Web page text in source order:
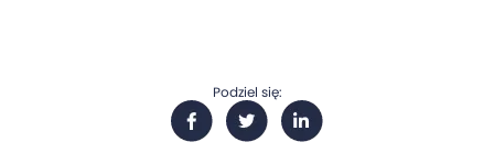
Podziel się: